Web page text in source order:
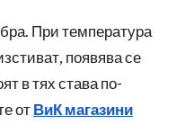
При температура
появява се
в тях става по-
отВиК магазини